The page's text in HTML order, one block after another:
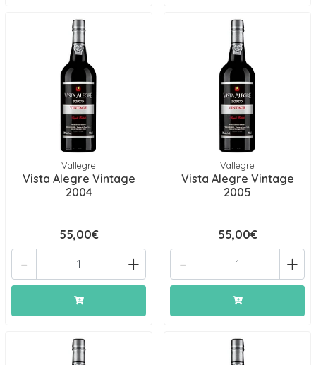
Vallegre
Vista Alegre Vintage
2004
55,00€
+
-
Vallegre
Vista Alegre Vintage
2005
55,00€
+
-